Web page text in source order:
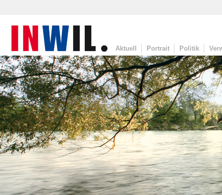
Aktuell Portrait Politik